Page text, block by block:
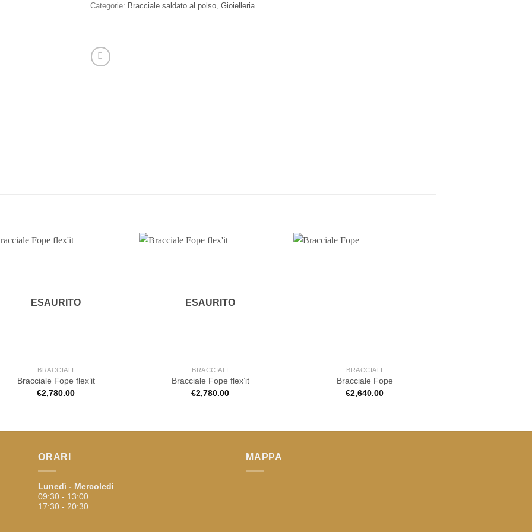
Categorie: Bracciale saldato al polso, Gioielleria
ESAURITO
BRACCIALI
Bracciale Fope flex’it
€2,780.00
ESAURITO
BRACCIALI
Bracciale Fope flex’it
€2,780.00
BRACCIALI
Bracciale Fope
€2,640.00
ORARI
Lunedì - Mercoledì
09:30 - 13:00
17:30 - 20:30
MAPPA